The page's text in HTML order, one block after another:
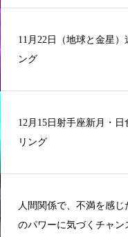
11月22日（地球と金星）
ング
12月15日射手座新月・日
リング
人間関係で、不満を感じ
のパワーに気づくチャン